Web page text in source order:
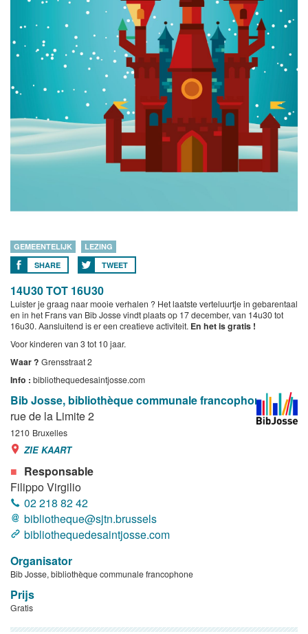
GEMEENTELIJK
LEZING
SHARE
TWEET
14U30 TOT 16U30
Luister je graag naar mooie verhalen ? Het laatste verteluurtje in gebarentaal
en in het Frans van Bib Josse vindt plaats op 17 december, van 14u30 tot
16u30. Aansluitend is er een creatieve activiteit. En het is gratis !
Voor kinderen van 3 tot 10 jaar.
Waar ? Grensstraat 2
Info : bibliothequedesaintjosse.com
Bib Josse, bibliothèque communale francophone
rue de la Limite 2
1210 Bruxelles
ZIE KAART
Responsable
Filippo Virgilio
02 218 82 42
bibliotheque@sjtn.brussels
bibliothequedesaintjosse.com
Organisator
Bib Josse, bibliothèque communale francophone
Prijs
Gratis